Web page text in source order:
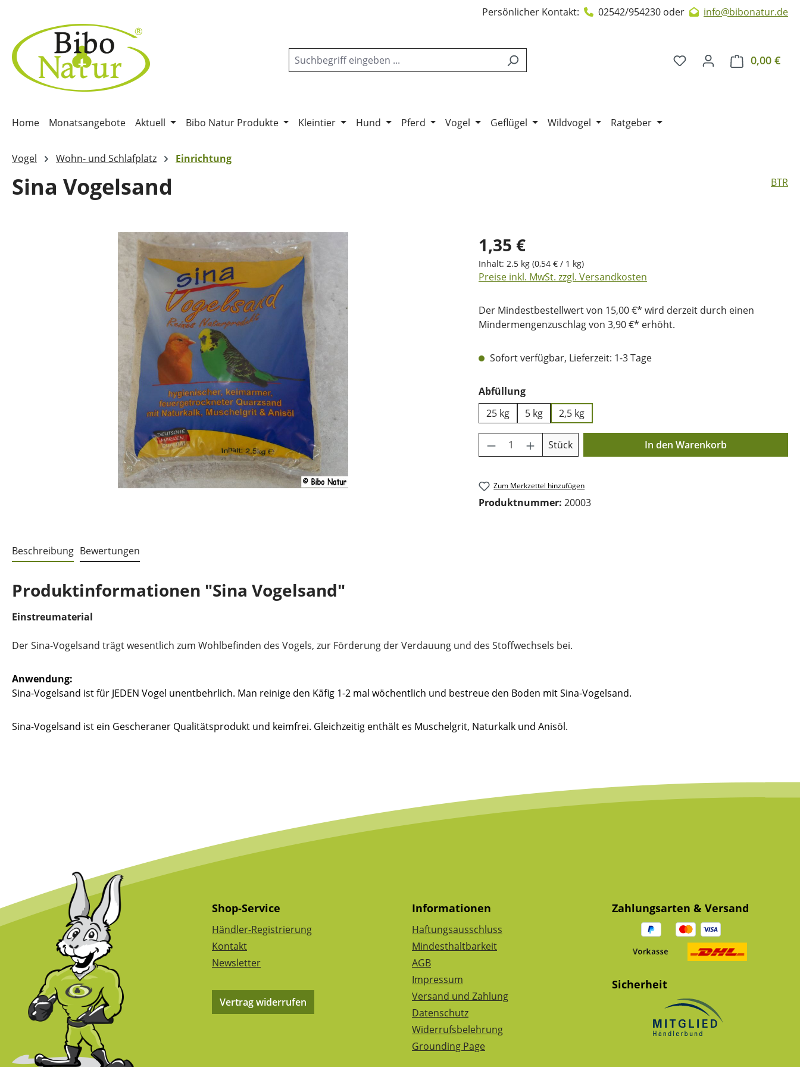
Persönlicher Kontakt: 02542/954230 oder info@bibonatur.de
0,00 €
Home Monatsangebote Aktuell Bibo Natur Produkte Kleintier Hund Pferd Vogel Geflügel Wildvogel Ratgeber
Vogel Wohn- und Schlafplatz Einrichtung
Sina Vogelsand BTR
Bildergalerie überspringen 1,35 €
Inhalt: 2.5 kg (0,54 € / 1 kg)
Preise inkl. MwSt. zzgl. Versandkosten
Der Mindestbestellwert von 15,00 €* wird derzeit durch einen
Mindermengenzuschlag von 3,90 €* erhöht.
Sofort verfügbar, Lieferzeit: 1-3 Tage
Abfüllungauswählen
25 kg
5 kg 2,5 kg
Produkt Anzahl: Gib den gewünschten Wert
Stück In den Warenkorb
Zum Merkzettel hinzufügen
Produktnummer: 20003
Beschreibung Bewertungen
Produktinformationen "Sina Vogelsand"
Einstreumaterial
Der Sina-Vogelsand trägt wesentlich zum Wohlbefinden des Vogels, zur Förderung der Verdauung und des Stoffwechsels bei.
Anwendung:
Sina-Vogelsand ist für JEDEN Vogel unentbehrlich. Man reinige den Käfig 1-2 mal wöchentlich und bestreue den Boden mit Sina-Vogelsand.
Sina-Vogelsand ist ein Gescheraner Qualitätsprodukt und keimfrei. Gleichzeitig enthält es Muschelgrit, Naturkalk und Anisöl.
Shop-Service
Händler-Registrierung
Kontakt
Newsletter
Vertrag widerrufen
Informationen
Haftungsausschluss
Mindesthaltbarkeit
AGB
Impressum
Versand und Zahlung
Datenschutz
Widerrufsbelehrung
Grounding Page
Zahlungsarten & Versand
Sicherheit